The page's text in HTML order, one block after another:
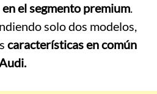
el segmento premium.
solo dos modelos,
características en común